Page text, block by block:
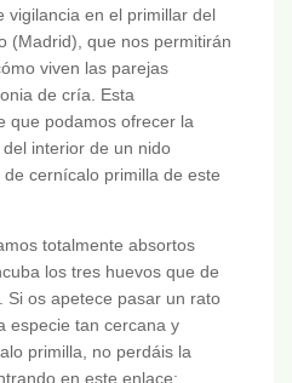
vigilancia en el primillar del
(Madrid), que nos permitirán
viven las parejas
de cría. Esta
que podamos ofrecer la
interior de un nido
cernícalo primilla de este
totalmente absortos
los tres huevos que de
Si os apetece pasar un rato
especie tan cercana y
primilla, no perdáis la
en este enlace: